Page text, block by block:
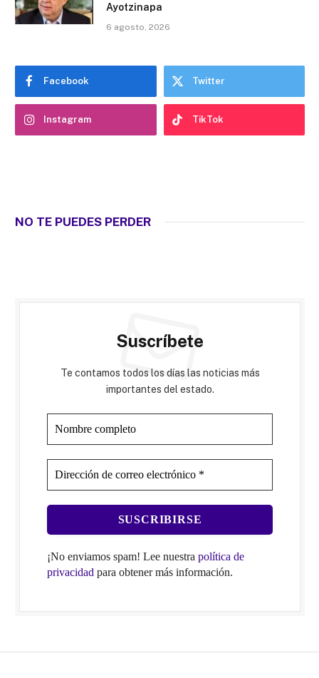
Ayotzinapa
6 agosto, 2026
Facebook Twitter
Instagram TikTok
NO TE PUEDES PERDER
Suscríbete
Te contamos todos los días las noticias más
importantes del estado.
¡No enviamos spam! Lee nuestra política de
privacidad para obtener más información.